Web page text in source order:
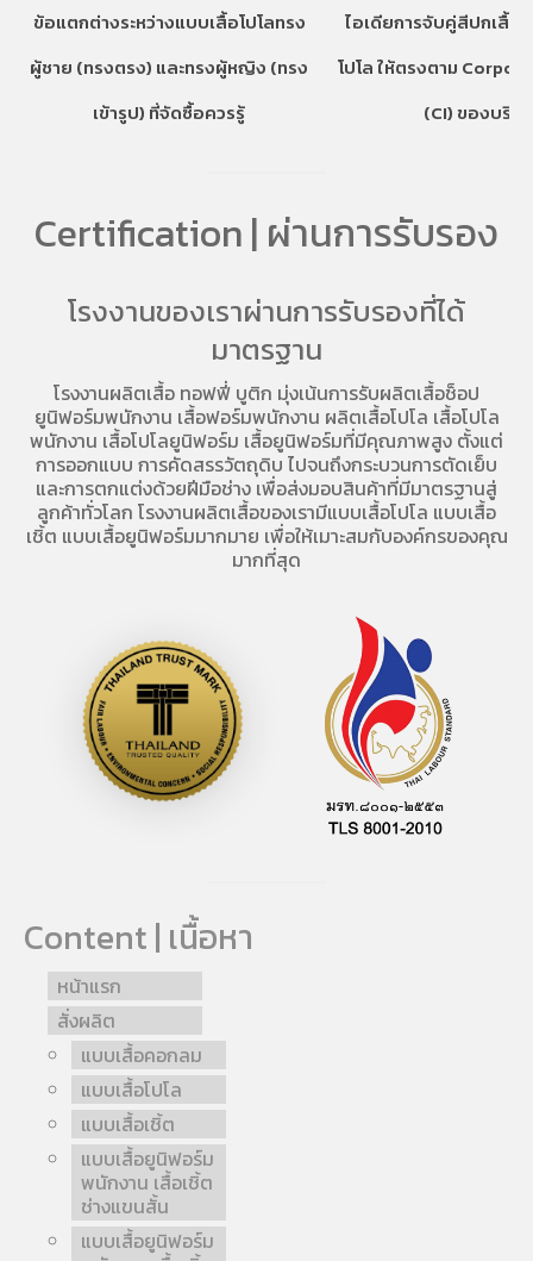
ข้อแตกต่างระหว่างแบบเสื้อโปโลทรง
ผู้ชาย (ทรงตรง) และทรงผู้หญิง (ทรง
เข้ารูป) ที่จัดซื้อควรรู้
ไอเดียการจับคู่สีปกเสื้อ
โปโล ให้ตรงตาม
(CI) ของบริษัท
Certification | ผ่านการรับรอง
โรงงานของเราผ่านการรับรองที่ได้
มาตรฐาน
โรงงานผลิตเสื้อ ทอฟฟี่ บูติก มุ่งเน้นการรับผลิตเสื้อช็อป
ยูนิฟอร์มพนักงาน เสื้อฟอร์มพนักงาน ผลิตเสื้อโปโล เสื้อโปโล
พนักงาน เสื้อโปโลยูนิฟอร์ม เสื้อยูนิฟอร์มที่มีคุณภาพสูง ตั้งแต่
การออกแบบ การคัดสรรวัตถุดิบ ไปจนถึงกระบวนการตัดเย็บ
และการตกแต่งด้วยฝีมือช่าง เพื่อส่งมอบสินค้าที่มีมาตรฐานสู่
ลูกค้าทั่วโลก โรงงานผลิตเสื้อของเรามีแบบเสื้อโปโล แบบเสื้อ
เชิ้ต แบบเสื้อยูนิฟอร์มมากมาย เพื่อให้เมาะสมกับองค์กรของคุณ
มากที่สุด
Content | เนื้อหา
หน้าแรก
สั่งผลิต
แบบเสื้อคอกลม
แบบเสื้อโปโล
แบบเสื้อเชิ้ต
แบบเสื้อยูนิฟอร์ม
พนักงาน เสื้อเชิ้ต
ช่างแขนสั้น
แบบเสื้อยูนิฟอร์ม